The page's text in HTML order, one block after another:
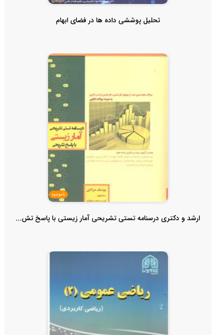
تحلیل پوششی داده ها در فضای ابهام
ناموجود
ارشد و دکتری درسنامه تستی تشریحی آمار زیستی با پاسخ تش...